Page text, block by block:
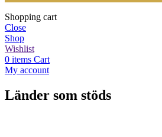
Shopping cart
Close
Shop
Wishlist
0 items Cart
My account
Länder som stöds